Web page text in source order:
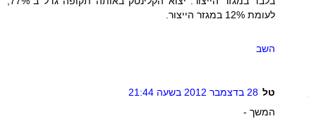
לעומת 12% במגזר הייצור.
השב
טל 28 בדצמבר 2012 בשעה 21:44
המשך -